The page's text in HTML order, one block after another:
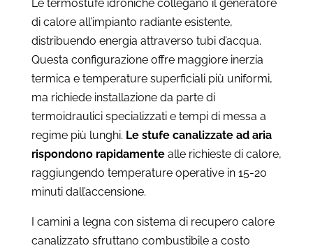
Le termostufe idroniche collegano il generatore
di calore all’impianto radiante esistente,
distribuendo energia attraverso tubi d’acqua.
Questa configurazione offre maggiore inerzia
termica e temperature superficiali più uniformi,
ma richiede installazione da parte di
termoidraulici specializzati e tempi di messa a
regime più lunghi. Le stufe canalizzate ad aria
rispondono rapidamentealle richieste di calore,
raggiungendo temperature operative in 15-20
minuti dall’accensione.
I camini a legna con sistema di recupero calore
canalizzato sfruttano combustibile a costo